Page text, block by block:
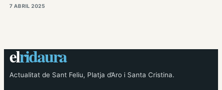
7 ABRIL 2025
elridaura
Actualitat de Sant Feliu, Platja d’Aro i Santa Cristina.